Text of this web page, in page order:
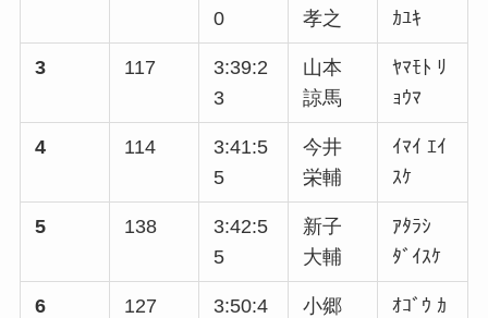
0
孝之
ｶﾕｷ
3 117
3:39:2
3
山本
諒馬
ﾔﾏﾓﾄ ﾘ
ｮｳﾏ
4 114
3:41:5
5
今井
栄輔
ｲﾏｲ ｴｲ
ｽｹ
5 138
3:42:5
5
新子
大輔
ｱﾀﾗｼ
ﾀﾞｲｽｹ
6 127
3:50:4
小郷
ｵｺﾞｳ ｶ